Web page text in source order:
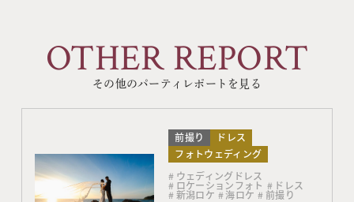
OTHER REPORT
その他のパーティレポートを見る
前撮り
ドレス
フォトウェディング
ウェディングドレス
ロケーションフォト ドレス
新潟ロケ 海ロケ 前撮り